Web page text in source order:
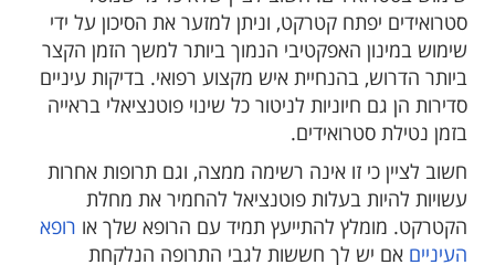
סטרואידים יפתח קטרקט, וניתן למזער את הסיכון על ידי
שימוש במינון האפקטיבי הנמוך ביותר למשך הזמן הקצר
ביותר הדרוש, בהנחיית איש מקצוע רפואי. בדיקות עיניים
סדירות הן גם חיוניות לניטור כל שינוי פוטנציאלי בראייה
בזמן נטילת סטרואידים.
חשוב לציין כי זו אינה רשימה ממצה, וגם תרופות אחרות
עשויות להיות בעלות פוטנציאל להחמיר את מחלת
הקטרקט. מומלץ להתייעץ תמיד עם הרופא שלך או רופא
העיניים אם יש לך חששות לגבי התרופה הנלקחת